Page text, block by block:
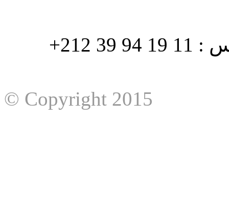
هاتف : 90/88 32 94 39 212+ فاكس : 11 19 94 39 212+
© Copyright 2015